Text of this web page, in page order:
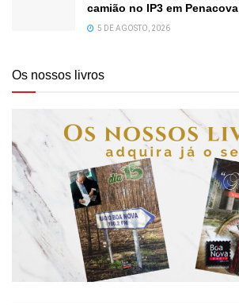
camião no IP3 em Penacova
5 DE AGOSTO, 2026
Os nossos livros